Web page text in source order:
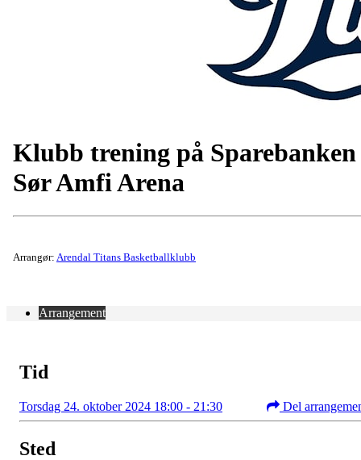
Klubb trening på Sparebanken
Sør Amfi Arena
Arrangør: Arendal Titans Basketballklubb
Arrangement
Tid
Torsdag 24. oktober 2024 18:00 - 21:30 Del
Sted